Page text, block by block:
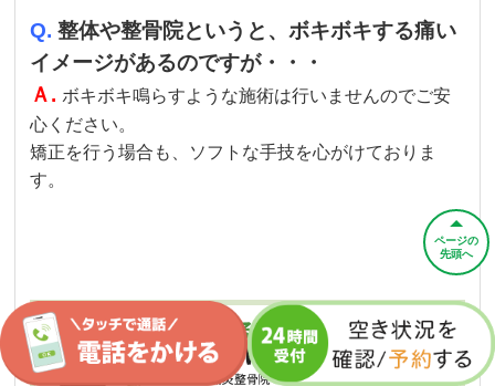
Q.整体や整骨院というと、ボキボキする痛い
イメージがあるのですが・・・
Ａ. ボキボキ鳴らすような施術は行いませんのでご安
心ください。
矯正を行う場合も、ソフトな手技を心がけておりま
す。
ページの
先頭へ